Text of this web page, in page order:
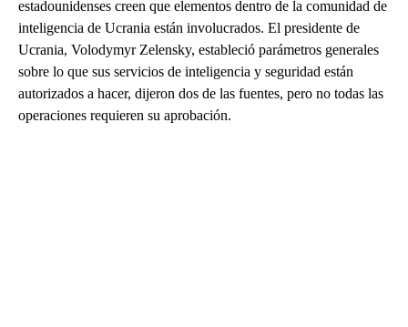
estadounidenses creen que elementos dentro de la comunidad de
inteligencia de Ucrania están involucrados. El presidente de
Ucrania, Volodymyr Zelensky, estableció parámetros generales
sobre lo que sus servicios de inteligencia y seguridad están
autorizados a hacer, dijeron dos de las fuentes, pero no todas las
operaciones requieren su aprobación.